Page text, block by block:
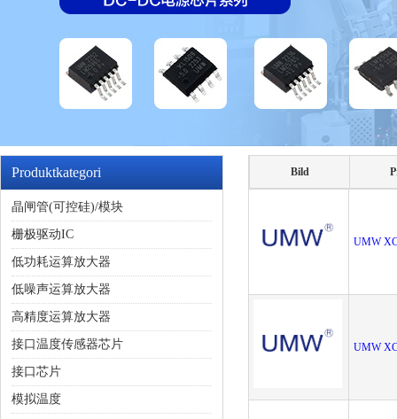
Produktkategori
晶闸管(可控硅)/模块
栅极驱动IC
低功耗运算放大器
低噪声运算放大器
高精度运算放大器
接口温度传感器芯片
接口芯片
模拟温度
Bild
UMW
UMW